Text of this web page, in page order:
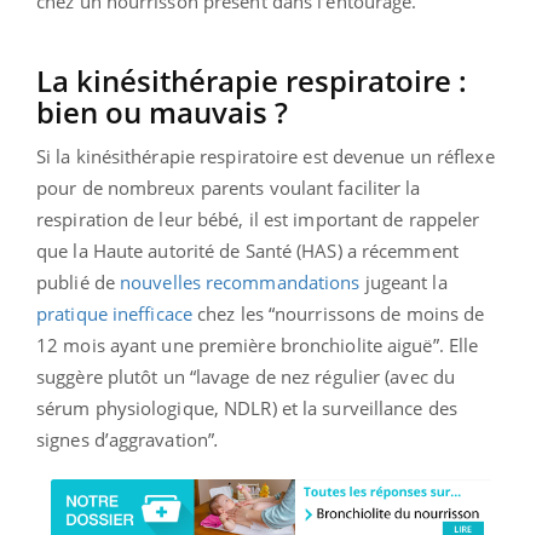
La kinésithérapie respiratoire :
bien ou mauvais ?
Si la kinésithérapie respiratoire est devenue un réflexe
pour de nombreux parents voulant faciliter la
respiration de leur bébé, il est important de rappeler
que la Haute autorité de Santé (HAS) a récemment
publié de nouvelles recommandations jugeant la
pratique inefficacechez les “nourrissons de moins de
12 moisayant une première bronchiolite aiguë”. Elle
suggère plutôt un “lavage de nez régulier (avec du
sérum physiologique, NDLR) et la surveillance des
signes d’aggravation”.